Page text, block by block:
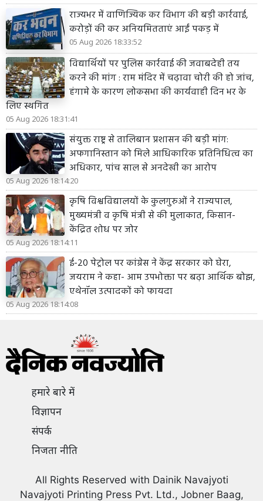
राज्यभर में वाणिज्यिक कर विभाग की बड़ी कार्रवाई,
करोड़ों की कर अनियमितताएं आईं पकड़ में
05 Aug 2026 18:33:52
विद्यार्थियों पर पुलिस कार्रवाई की जवाबदेही तय
करने की मांग : राम मंदिर में चढ़ावा चोरी की हो जांच,
हंगामे के कारण लोकसभा की कार्यवाही दिन भर के
लिए स्थगित
05 Aug 2026 18:31:41
संयुक्त राष्ट्र से तालिबान प्रशासन की बड़ी मांग:
अफगानिस्तान को मिले आधिकारिक प्रतिनिधित्व का
अधिकार, पांच साल से अनदेखी का आरोप
05 Aug 2026 18:14:20
कृषि विश्वविद्यालयों के कुलगुरुओं ने राज्यपाल,
मुख्यमंत्री व कृषि मंत्री से की मुलाकात, किसान-
केंद्रित शोध पर जोर
05 Aug 2026 18:14:11
ई-20 पेट्रोल पर कांग्रेस ने केंद्र सरकार को घेरा,
जयराम ने कहा- आम उपभोक्ता पर बढ़ा आर्थिक बोझ,
एथेनॉल उत्पादकों को फायदा
05 Aug 2026 18:14:08
हमारे बारे में
विज्ञापन
संपर्क
निजता नीति
All Rights Reserved with Dainik Navajyoti
Navajyoti Printing Press Pvt. Ltd., Jobner Baag,